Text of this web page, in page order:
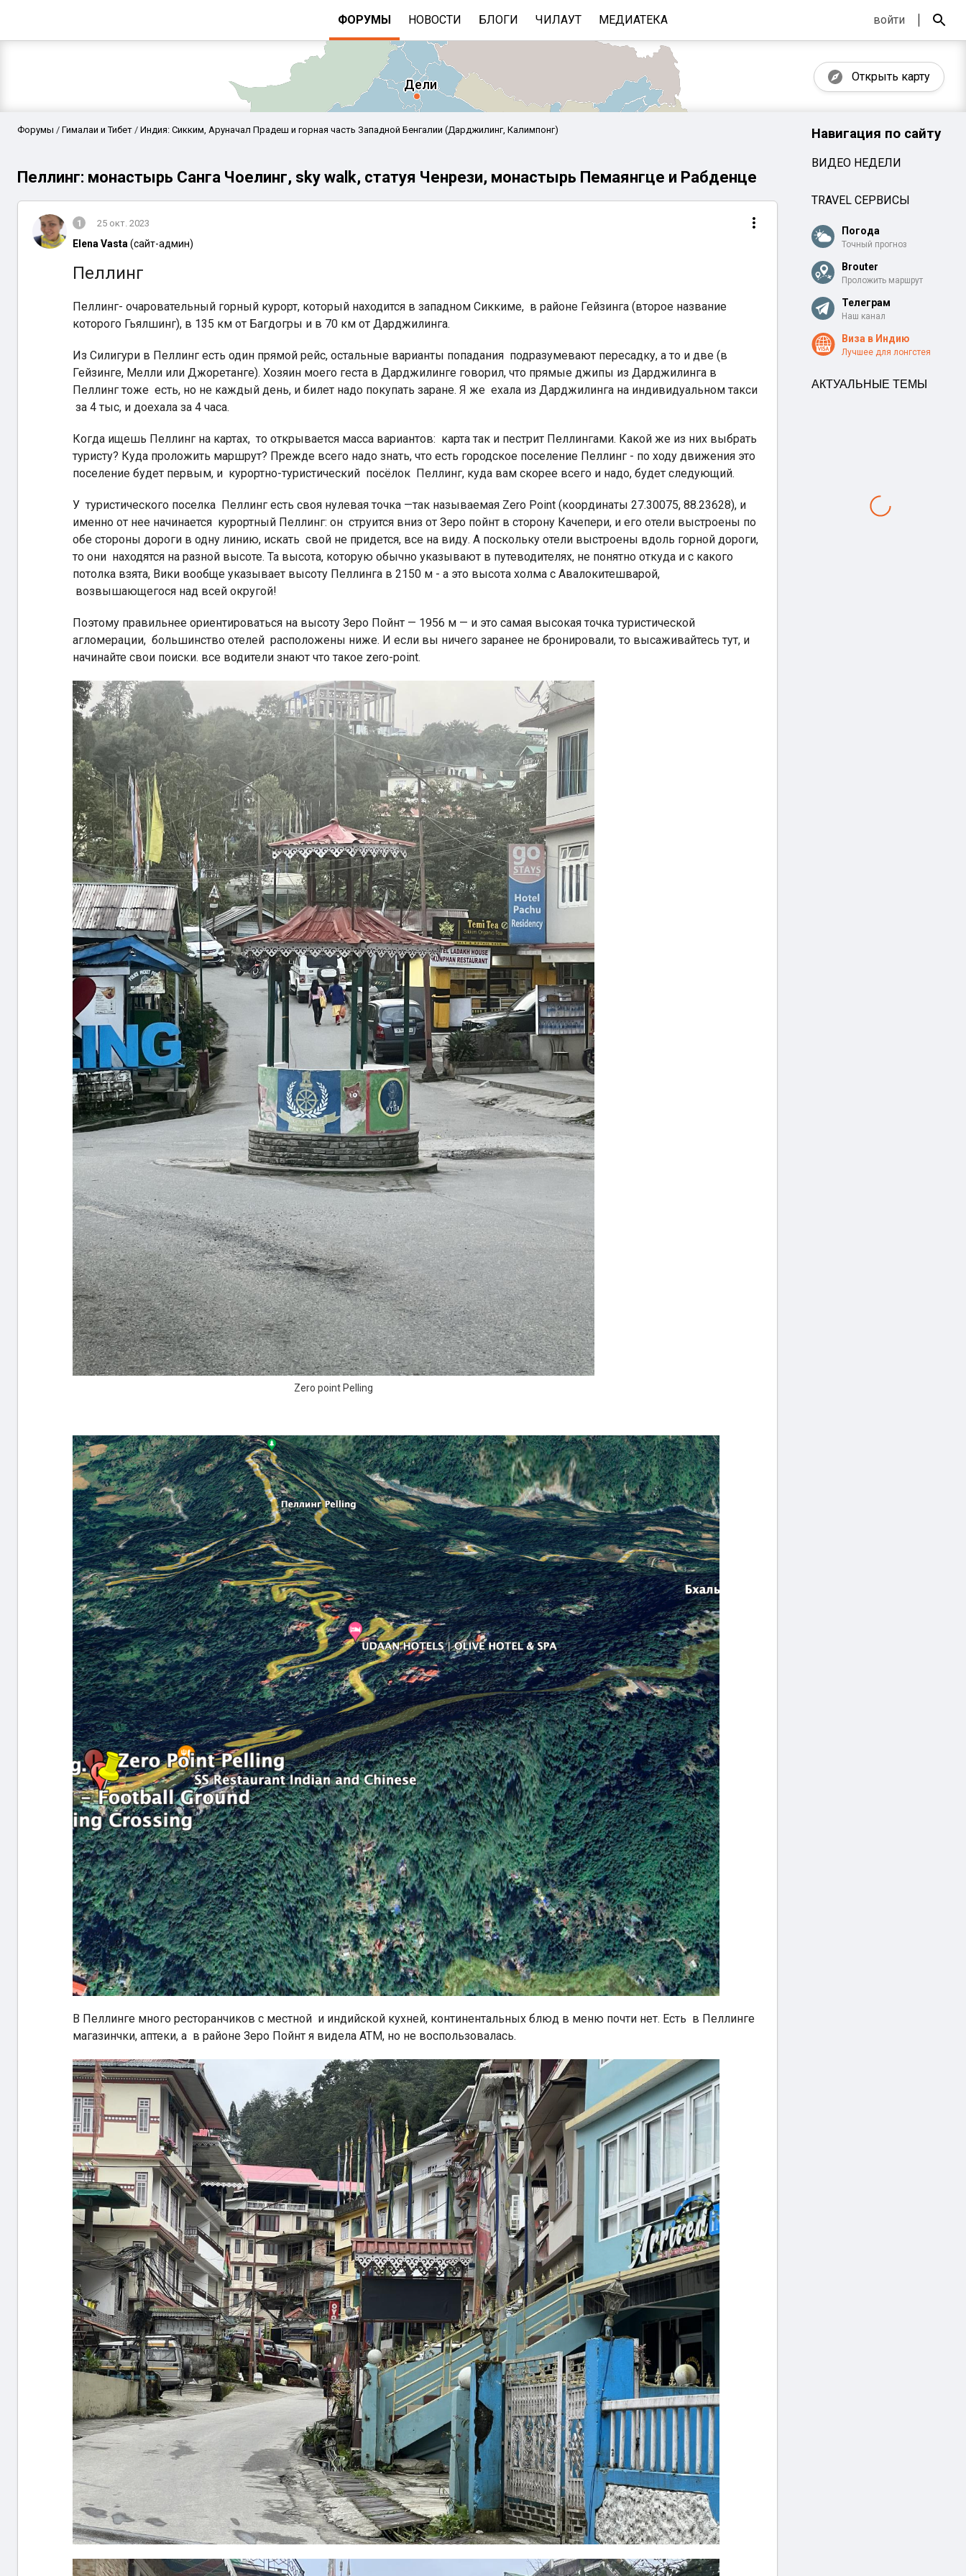
ФОРУМЫ НОВОСТИ БЛОГИ ЧИЛАУТ МЕДИАТЕКА войти
Открыть карту
Форумы Гималаи и Тибет Индия: Сикким, Аруначал Прадеш и горная часть Западной Бенгалии (Дарджилинг, Калимпонг)
Пеллинг: монастырь Санга Чоелинг, sky walk, статуя Ченрези, монастырь Пемаянгце и Рабденце
1 25 окт. 2023
Elena Vasta (сайт-админ)
Пеллинг
Пеллинг- очаровательный горный курорт, который находится в западном Сиккиме, в районе Гейзинга (второе название
которого Гьялшинг), в 135 км от Багдогры и в 70 км от Дарджилинга.
Из Силигури в Пеллинг есть один прямой рейс, остальные варианты попадания подразумевают пересадку, а то и две (в
Гейзинге, Мелли или Джоретанге). Хозяин моего геста в Дарджилинге говорил, что прямые джипы из Дарджилинга в
Пеллинг тоже есть, но не каждый день, и билет надо покупать заране. Я же ехала из Дарджилинга на индивидуальном такси
за 4 тыс, и доехала за 4 часа.
Когда ищешь Пеллинг на картах, то открывается масса вариантов: карта так и пестрит Пеллингами. Какой же из них выбрать
туристу? Куда проложить маршрут? Прежде всего надо знать, что есть городское поселение Пеллинг - по ходу движения это
поселение будет первым, и курортно-туристический посёлок Пеллинг, куда вам скорее всего и надо, будет следующий.
У туристического поселка Пеллинг есть своя нулевая точка —так называемая Zero Point (координаты 27.30075, 88.23628), и
именно от нее начинается курортный Пеллинг: он струится вниз от Зеро пойнт в сторону Качепери, и его отели выстроены по
обе стороны дороги в одну линию, искать свой не придется, все на виду. А поскольку отели выстроены вдоль горной дороги,
то они находятся на разной высоте. Та высота, которую обычно указывают в путеводителях, не понятно откуда и с какого
потолка взята, Вики вообще указывает высоту Пеллинга в 2150 м - а это высота холма с Авалокитешварой,
возвышающегося над всей округой!
Поэтому правильнее ориентироваться на высоту Зеро Пойнт — 1956 м — и это самая высокая точка туристической
агломерации, большинство отелей расположены ниже. И если вы ничего заранее не бронировали, то высаживайтесь тут, и
начинайте свои поиски. все водители знают что такое zero-point.
Zero point Pelling
В Пеллинге много ресторанчиков с местной и индийской кухней, континентальных блюд в меню почти нет. Есть в Пеллинге
магазинчки, аптеки, а в районе Зеро Пойнт я видела АТМ, но не воспользовалась.
Навигация по сайту
ВИДЕО НЕДЕЛИ
TRAVEL СЕРВИСЫ
Погода
Точный прогноз
Brouter
Проложить маршрут
Телеграм
Наш канал
Виза в Индию
Лучшее для лонгстея
АКТУАЛЬНЫЕ ТЕМЫ